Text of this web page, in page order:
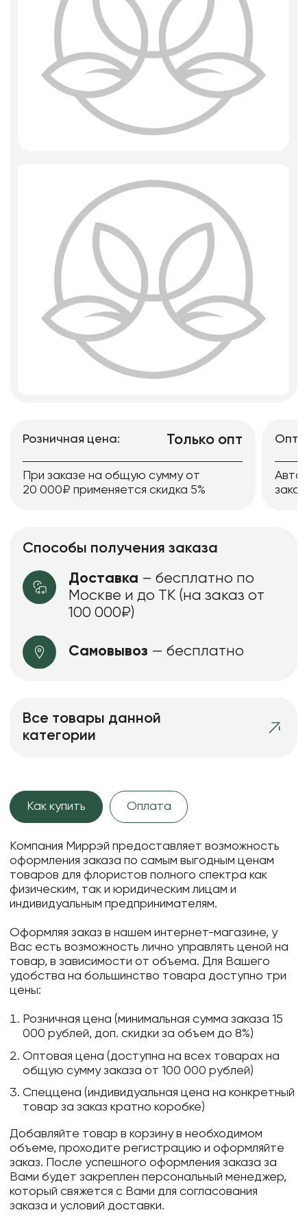
Игрушки мягкие
Изделия из металла
Розничная цена: Только опт
При заказе на общую сумму от
20 000₽ применяется скидка 5%
Способы получения заказа
Доставка – бесплатно по
Москве и до ТК (на заказ от
100 000₽)
Самовывоз — бесплатно
Все товары данной
категории
Как купить Оплата
Компания Миррэй предоставляет возможность
оформления заказа по самым выгодным ценам
товаров для флористов полного спектра как
физическим, так и юридическим лицам и
индивидуальным предпринимателям.
Оформляя заказ в нашем интернет-магазине, у
Вас есть возможность лично управлять ценой на
товар, в зависимости от объема. Для Вашего
удобства на большинство товара доступно три
цены:
Розничная цена (минимальная сумма заказа 15
000 рублей, доп. скидки за объем до 8%)
Оптовая цена (доступна на всех товарах на
общую сумму заказа от 100 000 рублей)
Спеццена (индивидуальная цена на конкретный
товар за заказ кратно коробке)
Добавляйте товар в корзину в необходимом
объеме, проходите регистрацию и оформляйте
заказ. После успешного оформления заказа за
Вами будет закреплен персональный менеджер,
который свяжется с Вами для согласования
заказа и условий доставки.